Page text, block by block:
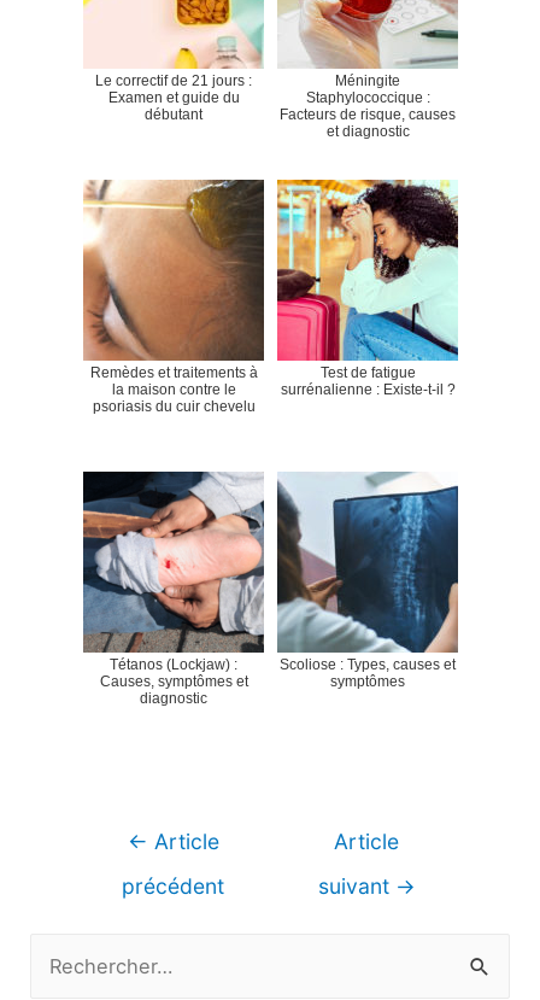
Le correctif de 21 jours :
Examen et guide du
débutant
Méningite
Staphylococcique :
Facteurs de risque, causes
et diagnostic
Remèdes et traitements à
la maison contre le
psoriasis du cuir chevelu
Test de fatigue
surrénalienne : Existe-t-il ?
Tétanos (Lockjaw) :
Causes, symptômes et
diagnostic
Scoliose : Types, causes et
symptômes
Navigation
← Article
précédent
Article
suivant →